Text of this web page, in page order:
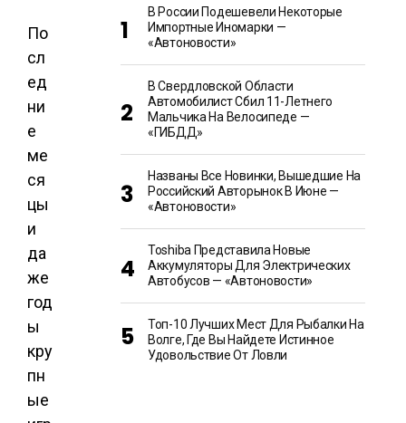
По
сл
ед
ни
е
ме
ся
цы
и
да
же
год
ы
кру
пн
ые
В России Подешевели Некоторые
Импортные Иномарки —
«Автоновости»
В Свердловской Области
Автомобилист Сбил 11-Летнего
Мальчика На Велосипеде —
«ГИБДД»
Названы Все Новинки, Вышедшие На
Российский Авторынок В Июне —
«Автоновости»
Toshiba Представила Новые
Аккумуляторы Для Электрических
Автобусов — «Автоновости»
Топ-10 Лучших Мест Для Рыбалки На
Волге, Где Вы Найдете Истинное
Удовольствие От Ловли